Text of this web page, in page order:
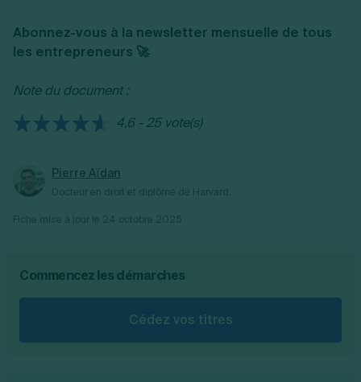
à l'approbation préalable des autres
associés ou d'un organe de la société,
entrants.
Abonnez-vous à la newsletter mensuelle de tous
les entrepreneurs 🚀
Note du document :
4,6 - 25 vote(s)
Pierre Aïdan
Commencez les démarches
Cédez vos titres